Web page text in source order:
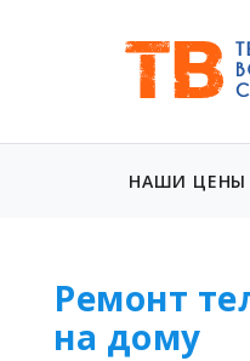
НАШИ ЦЕНЫ
Ремонт
на дому